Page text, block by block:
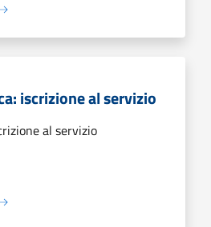
iscrizione al servizio
al servizio